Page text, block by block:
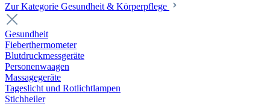
Zur Kategorie Gesundheit & Körperpflege
Gesundheit
Fieberthermometer
Blutdruckmessgeräte
Personenwaagen
Massagegeräte
Tageslicht und Rotlichtlampen
Stichheiler